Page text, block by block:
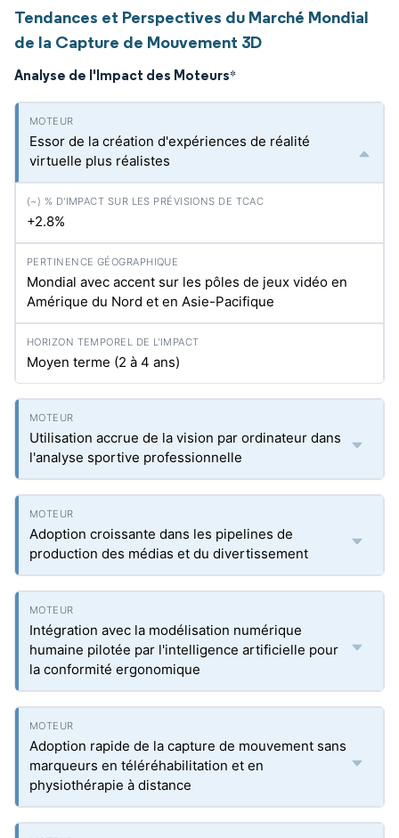
Tendances et Perspectives du Marché Mondial
de la Capture de Mouvement 3D
Analyse de l'Impact des Moteurs*
Essor de la création d'expériences de réalité
virtuelle plus réalistes
+2.8%
Mondial avec accent sur les pôles de jeux vidéo en
Amérique du Nord et en Asie-Pacifique
Moyen terme (2 à 4 ans)
Utilisation accrue de la vision par ordinateur dans
l'analyse sportive professionnelle
Adoption croissante dans les pipelines de
production des médias et du divertissement
Intégration avec la modélisation numérique
humaine pilotée par l'intelligence artificielle pour
la conformité ergonomique
Adoption rapide de la capture de mouvement sans
marqueurs en téléréhabilitation et en
physiothérapie à distance